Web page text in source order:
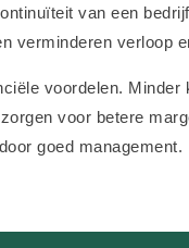
van een
verminderen verloop
voordelen. Minder
voor betere
goed management.